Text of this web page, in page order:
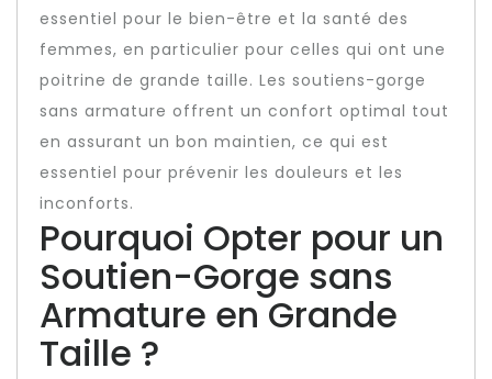
essentiel pour le bien-être et la santé des
femmes, en particulier pour celles qui ont une
poitrine de grande taille. Les soutiens-gorge
sans armature offrent un confort optimal tout
en assurant un bon maintien, ce qui est
essentiel pour prévenir les douleurs et les
inconforts.
Pourquoi Opter pour un
Soutien-Gorge sans
Armature en Grande
Taille ?